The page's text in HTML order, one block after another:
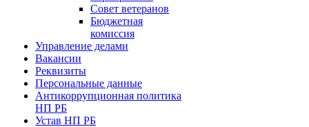
Совет ветеранов
Бюджетная
комиссия
Управление делами
Вакансии
Реквизиты
Персональные данные
Антикоррупционная политика
НП РБ
Устав НП РБ